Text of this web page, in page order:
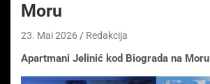
Moru
23. Mai 2026 Redakcija
Apartmani Jelinić kod Biograda na Moru